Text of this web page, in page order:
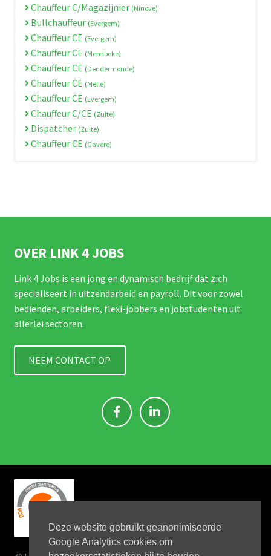
Deze website gebruikt geanonimiseerde
Google Analytics cookies om
Chauffeur C/Magazijnier (Ninove)
Bullchauffeur (Evergem)
Chauffeur CE (Evergem)
Chauffeur CE (Merelbeke)
Chauffeur CE (Dendermonde)
Chauffeur CE (Melle)
Chauffeur CE (Evergem)
Chauffeur C/CE (Zulte)
Dispatcher (Zulte)
Chauffeur CE (Gavere)
OVER LINK 4 JOBS
Link 4 Jobs is een jong en dynamisch bedrijf dat zich
specialiseert in uitzendarbeid en payroll. Dit voor zowel
bedienden, arbeiders, flexi-jobbers en jobstudenten uit
allerlei sectoren.
NEEM CONTACT OP